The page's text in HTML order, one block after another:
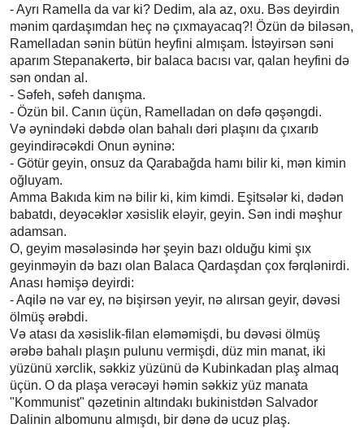
- Ayrı Ramella da var ki? Dedim, ala az, oxu. Bəs deyirdin
mənim qardaşımdan heç nə çıxmayacaq?! Özün də biləsən,
Ramelladan sənin bütün heyfini almışam. İstəyirsən səni
aparım Stepanakertə, bir balaca bacısı var, qalan heyfini də
sən ondan al.
- Səfeh, səfeh danışma.
- Özün bil. Canın üçün, Ramelladan on dəfə qəşəngdi.
Və əynindəki dəbdə olan bahalı dəri plaşını da çıxarıb
geyindirəcəkdi Onun əyninə:
- Götür geyin, onsuz da Qarabağda hamı bilir ki, mən kimin
oğluyam.
Amma Bakıda kim nə bilir ki, kim kimdi. Eşitsələr ki, dədən
babatdı, deyəcəklər xəsislik eləyir, geyin. Sən indi məşhur
adamsan.
O, geyim məsələsində hər şeyin bazı olduğu kimi şıx
geyinməyin də bazı olan Balaca Qardaşdan çox fərqlənirdi.
Anası həmişə deyirdi:
- Aqilə nə var ey, nə bişirsən yeyir, nə alırsan geyir, dəvəsi
ölmüş ərəbdi.
Və atası da xəsislik-filan eləməmişdi, bu dəvəsi ölmüş
ərəbə bahalı plaşın pulunu vermişdi, düz min manat, iki
yüzünü xərclik, səkkiz yüzünü də Kubinkadan plaş almaq
üçün. O da plaşa verəcəyi həmin səkkiz yüz manata
"Kommunist" qəzetinin altındakı bukinistdən Salvador
Dalinin albomunu almışdı, bir dənə də ucuz plaş.